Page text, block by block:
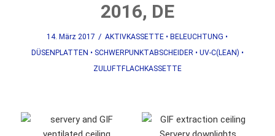
2016, DE
14. März 2017 / AKTIVKASSETTE • BELEUCHTUNG •
DÜSENPLATTEN • SCHWERPUNKTABSCHEIDER• UV-C(LEAN) •
ZULUFTFLACHKASSETTE